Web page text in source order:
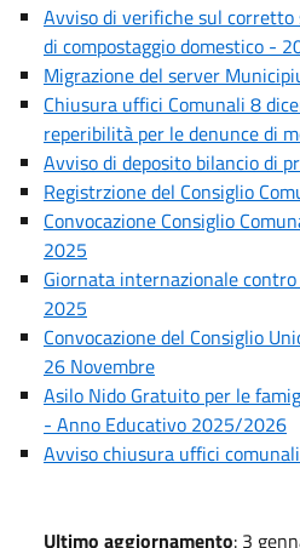
Avviso di verifiche sul
di compostaggio domestico -
Migrazione del server
Chiusura uffici Comunali 8
reperibilità per le denunce di
Avviso di deposito bilancio di
Registrzione del Consiglio
Convocazione Consiglio
2025
Giornata internazionale
2025
Convocazione del Consiglio
26 Novembre
Asilo Nido Gratuito per le
- Anno Educativo 2025/2026
Avviso chiusura uffici
Ultimo aggiornamento: 3